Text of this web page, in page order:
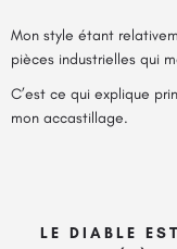
Mon style étant
pièces industrielles qui
C’est ce qui explique
mon accastillage.
LE DIABLE